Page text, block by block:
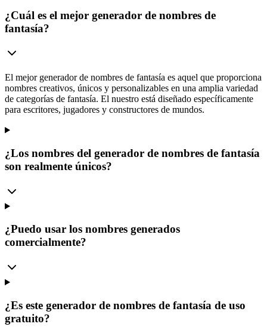
¿Cuál es el mejor generador de nombres de
fantasía?
El mejor generador de nombres de fantasía es aquel que proporciona
nombres creativos, únicos y personalizables en una amplia variedad
de categorías de fantasía. El nuestro está diseñado específicamente
para escritores, jugadores y constructores de mundos.
¿Los nombres del generador de nombres de fantasía
son realmente únicos?
¿Puedo usar los nombres generados
comercialmente?
¿Es este generador de nombres de fantasía de uso
gratuito?